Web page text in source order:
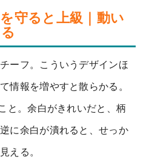
守ると上級｜動い
ーフ。こういうデザインほ
情報を増やすと散らかる。
と。余白がきれいだと、柄
に余白が潰れると、せっか
える。